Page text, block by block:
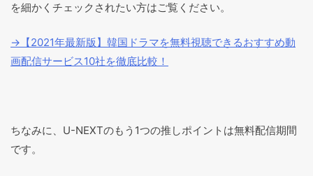
を細かくチェックされたい方はご覧ください。
→【2021年最新版】韓国ドラマを無料視聴できるおすすめ動
画配信サービス10社を徹底比較！
ちなみに、U-NEXTのもう1つの推しポイントは無料配信期間
です。